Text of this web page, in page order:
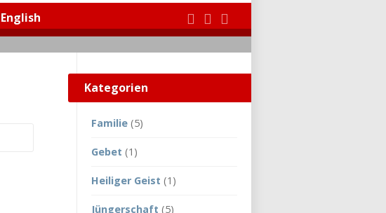
English
Kategorien
Familie (5)
Gebet (1)
Heiliger Geist (1)
Jüngerschaft (5)